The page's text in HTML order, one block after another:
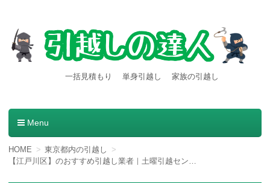
【引越しの達人】東京都内発
引越し料金一括見積もりサービスを利用すると引越し料金
一括見積もり 単身引越し 家族の引越し
Menu
コンテンツへ移動
HOME
東京都内の引越し
【江戸川区】のおすすめ引越し業者｜土曜引越センターは洗濯機も照明も無料で取り付け！